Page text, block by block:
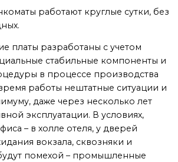
работают круглые сутки, без
платы разработаны с учетом
стабильные компоненты и
в процессе производства
работы нештатные ситуации и
даже через несколько лет
эксплуатации. В условиях,
– в холле отеля, у дверей
вокзала, сквозняки и
помехой – промышленные